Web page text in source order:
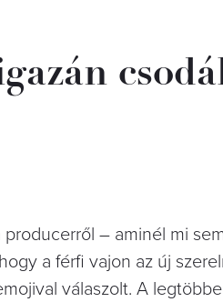
– aminél mi
a férfi vajon az új
válaszolt. A